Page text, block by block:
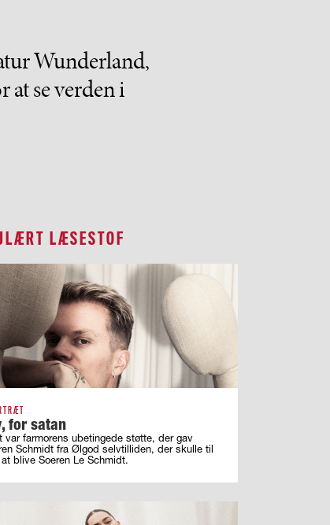
Wunderland,
se verden i
LÆSESTOF
for satan
var farmorens ubetingede støtte, der gav
Schmidt fra Ølgod selvtilliden, der skulle til
blive Soeren Le Schmidt.